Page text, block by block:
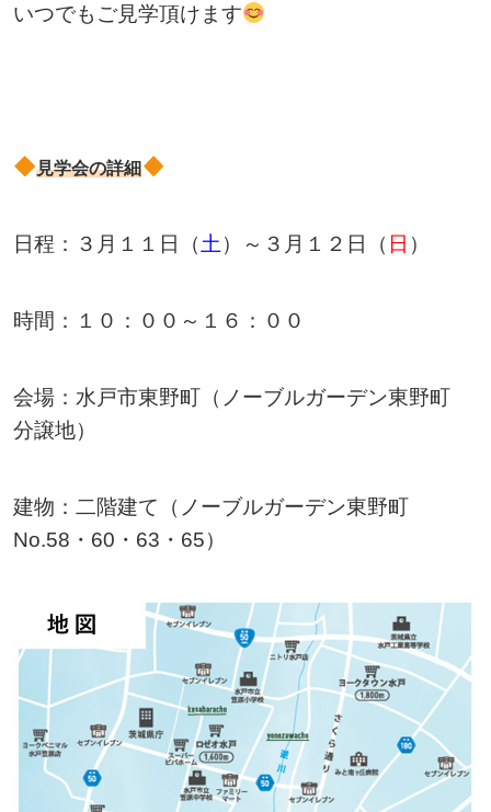
いつでもご見学頂けます
見学会の詳細
日程：３月１１日（ 土 ）～３月１２日（ 日 ）
時間：１０：００～１６：００
会場：水戸市東野町（ノーブルガーデン東野町
分譲地）
建物：二階建て（ノーブルガーデン東野町
No.58・60・63・65）